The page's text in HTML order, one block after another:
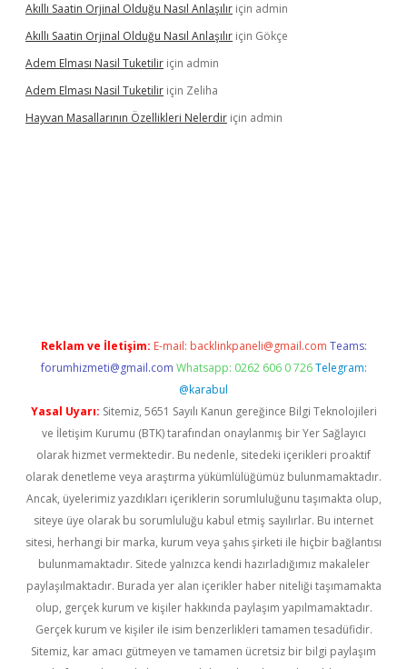
Akıllı Saatin Orjinal Olduğu Nasıl Anlaşılır için admin
Akıllı Saatin Orjinal Olduğu Nasıl Anlaşılır için Gökçe
Adem Elması Nasil Tuketilir için admin
Adem Elması Nasil Tuketilir için Zeliha
Hayvan Masallarının Özellikleri Nelerdir için admin
Reklam ve İletişim: E-mail: backlinkpaneli@gmail.com Teams:
forumhizmeti@gmail.com Whatsapp: 0262 606 0 726 Telegram:
@karabul
Yasal Uyarı: Sitemiz, 5651 Sayılı Kanun gereğince Bilgi Teknolojileri
ve İletişim Kurumu (BTK) tarafından onaylanmış bir Yer Sağlayıcı
olarak hizmet vermektedir. Bu nedenle, sitedeki içerikleri proaktif
olarak denetleme veya araştırma yükümlülüğümüz bulunmamaktadır.
Ancak, üyelerimiz yazdıkları içeriklerin sorumluluğunu taşımakta olup,
siteye üye olarak bu sorumluluğu kabul etmiş sayılırlar. Bu internet
sitesi, herhangi bir marka, kurum veya şahıs şirketi ile hiçbir bağlantısı
bulunmamaktadır. Sitede yalnızca kendi hazırladığımız makaleler
paylaşılmaktadır. Burada yer alan içerikler haber niteliği taşımamakta
olup, gerçek kurum ve kişiler hakkında paylaşım yapılmamaktadır.
Gerçek kurum ve kişiler ile isim benzerlikleri tamamen tesadüfidir.
Sitemiz, kar amacı gütmeyen ve tamamen ücretsiz bir bilgi paylaşım